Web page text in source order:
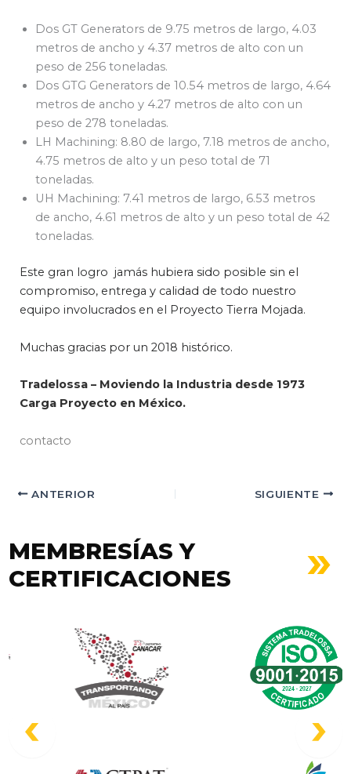
Dos GT Generators de 9.75 metros de largo, 4.03
metros de ancho y 4.37 metros de alto con un
peso de 256 toneladas.
Dos GTG Generators de 10.54 metros de largo, 4.64
metros de ancho y 4.27 metros de alto con un
peso de 278 toneladas.
LH Machining: 8.80 de largo, 7.18 metros de ancho,
4.75 metros de alto y un peso total de 71
toneladas.
UH Machining: 7.41 metros de largo, 6.53 metros
de ancho, 4.61 metros de alto y un peso total de 42
toneladas.
Este gran logro jamás hubiera sido posible sin el
compromiso, entrega y calidad de todo nuestro
equipo involucrados en el Proyecto Tierra Mojada.
Muchas gracias por un 2018 histórico.
Tradelossa – Moviendo la Industria desde 1973
Carga Proyecto en México.
contacto
ANTERIOR SIGUIENTE
MEMBRESÍAS Y
CERTIFICACIONES